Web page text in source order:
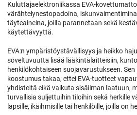
Kuluttajaelektroniikassa EVA-
värähtelynestopadoina,
täyteaineina, joilla parannetaan sekä
käytettävyyttä.
EVA:n ympäristöystävällisyys ja heikko
soveltuvuutta lisää lääkintälaitteisiin,
henkilökohtaiseen suojavarustukseen.
koostumus takaa, ettei EVA-tuotteet
yhdisteitä eikä vaikuta sisäilman laatuun,
turvallisia suljettuihin tiloihin sekä herkille
lapsille, ikäihmisille tai henkilöille, joilla on